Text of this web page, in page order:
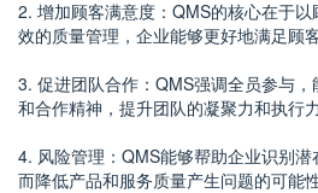
2. 增加顾客满意度：QMS的核心在于
效的质量管理，企业能够更好地满足顾
3. 促进团队合作：QMS强调全员参与
和合作精神，提升团队的凝聚力和执行力
4. 风险管理：QMS能够帮助企业识别
而降低产品和服务质量产生问题的可能性